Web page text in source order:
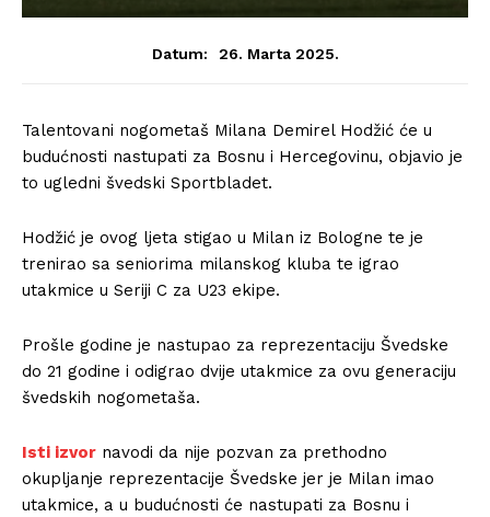
Datum: 26. Marta 2025.
Talentovani nogometaš Milana Demirel Hodžić će u
budućnosti nastupati za Bosnu i Hercegovinu, objavio je
to ugledni švedski Sportbladet.
Hodžić je ovog ljeta stigao u Milan iz Bologne te je
trenirao sa seniorima milanskog kluba te igrao
utakmice u Seriji C za U23 ekipe.
Prošle godine je nastupao za reprezentaciju Švedske
do 21 godine i odigrao dvije utakmice za ovu generaciju
švedskih nogometaša.
Isti izvor navodi da nije pozvan za prethodno
okupljanje reprezentacije Švedske jer je Milan imao
utakmice, a u budućnosti će nastupati za Bosnu i